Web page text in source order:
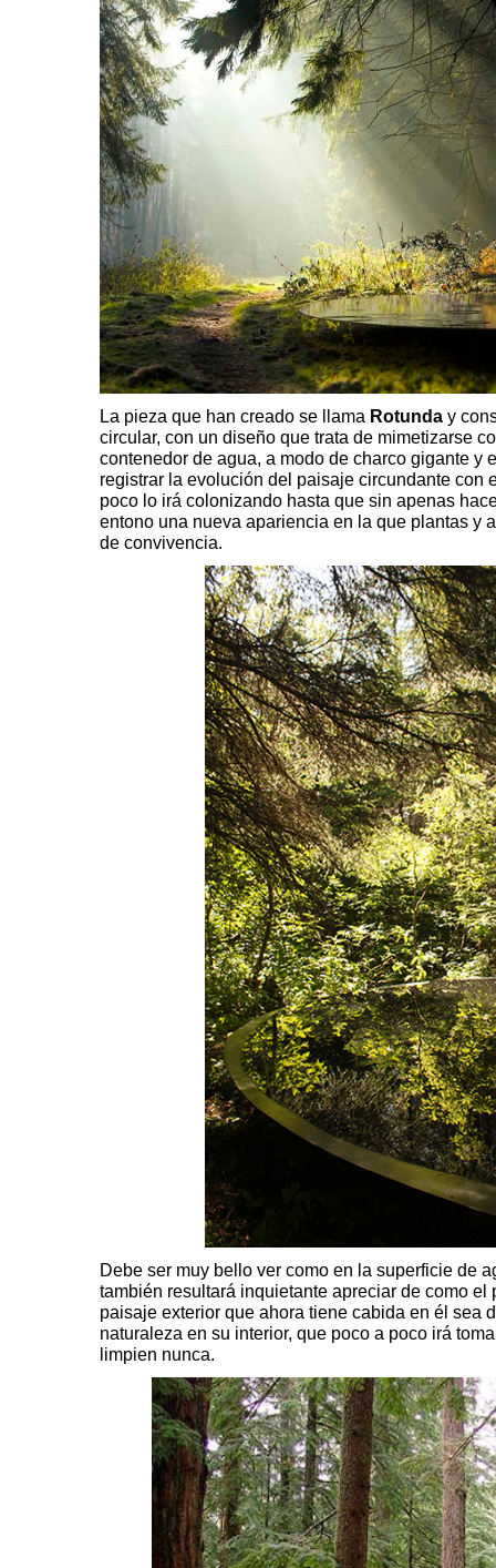
La pieza que han creado se llama Rotunda y
circular, con un diseño que trata de mimetizarse
contenedor de agua, a modo de charco gigante y
registrar la evolución del paisaje circundante con
poco lo irá colonizando hasta que sin apenas
entono una nueva apariencia en la que plantas y
de convivencia.
Debe ser muy bello ver como en la superficie de
también resultará inquietante apreciar de como el
paisaje exterior que ahora tiene cabida en él sea
naturaleza en su interior, que poco a poco irá
limpien nunca.